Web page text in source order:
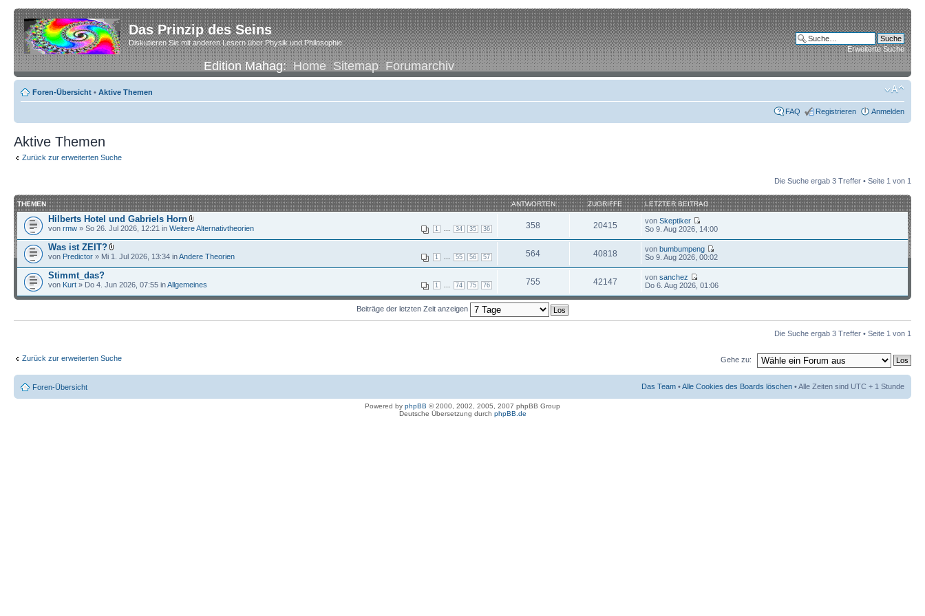
Das Prinzip des Seins
Diskutieren Sie mit anderen Lesern über Physik und Philosophie
Edition Mahag:Home Sitemap Forumarchiv
Erweiterte Suche
Foren-Übersicht • Aktive Themen
FAQ Registrieren Anmelden
Aktive Themen
Zurück zur erweiterten Suche
Die Suche ergab 3 Treffer • Seite 1 von 1
THEMEN ANTWORTEN ZUGRIFFE LETZTER BEITRAG
Hilberts Hotel und Gabriels Horn
1 34 35 36
von rmw » So 26. Jul 2026, 12:21 in Weitere Alternativtheorien 358 20415 vonSkeptiker
So 9. Aug 2026, 14:00
Was ist ZEIT?
1 55 56 57
von Predictor » Mi 1. Jul 2026, 13:34 inAndere Theorien 564 40818 vonbumbumpeng
So 9. Aug 2026, 00:02
Stimmt_das?
1 74 75 76
von Kurt » Do 4. Jun 2026, 07:55 inAllgemeines 755 42147 vonsanchez
Do 6. Aug 2026, 01:06
Beiträge der letzten Zeit anzeigen
Die Suche ergab 3 Treffer • Seite 1 von 1
Zurück zur erweiterten Suche Gehe zu:
Foren-Übersicht Das Team •Alle Cookies des Boards löschen • Alle Zeiten sind UTC + 1 Stunde
Powered by phpBB © 2000, 2002, 2005, 2007 phpBB Group
Deutsche Übersetzung durch phpBB.de